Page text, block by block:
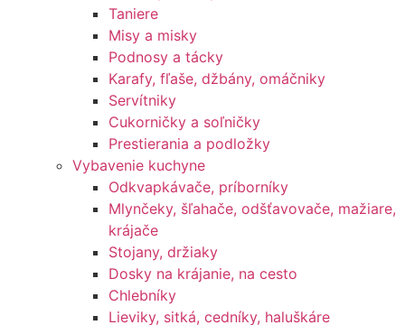
Taniere
Misy a misky
Podnosy a tácky
Karafy, fľaše, džbány, omáčniky
Servítniky
Cukorničky a soľničky
Prestierania a podložky
Vybavenie kuchyne
Odkvapkávače, príborníky
Mlynčeky, šľahače, odšťavovače, mažiare,
krájače
Stojany, držiaky
Dosky na krájanie, na cesto
Chlebníky
Lieviky, sitká, cedníky, haluškáre